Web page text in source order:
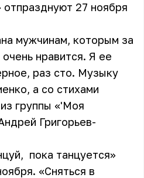
27 ноября
мужчинам, которым за
нравится. Я ее
раз сто. Музыку
а со стихами
группы «'Моя
Григорьев-
пока танцуется»
«Сняться в